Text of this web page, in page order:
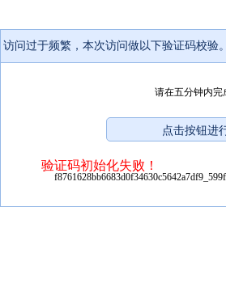
访问过于频繁，本次访问做以下验证码校验。
请在五分钟内完
验证码初始化失败！